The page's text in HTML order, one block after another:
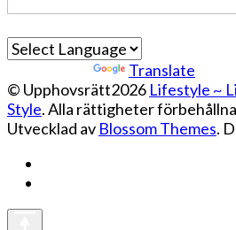
Translate
© Upphovsrätt2026 Lifestyle ~
Style. Alla rättigheter
Utvecklad av Blossom Themes.